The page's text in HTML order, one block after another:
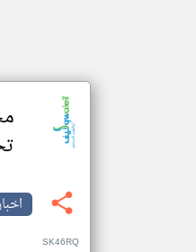
SK46RQ